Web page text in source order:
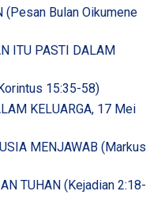
(Pesan Bulan Oikumene
ITU PASTI DALAM
15:35-58)
KELUARGA, 17 Mei
MENJAWAB (Markus
TUHAN (Kejadian 2:18-